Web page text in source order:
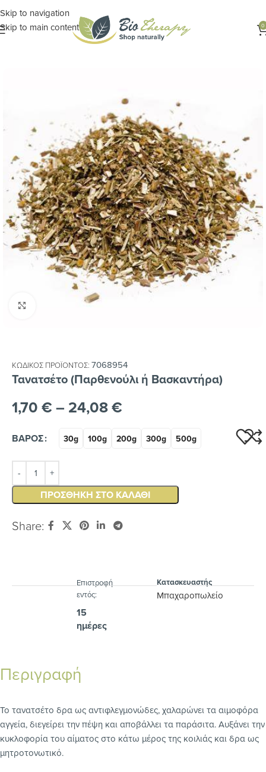
Skip to navigation
Skip to main content
0
Κλικ για μεγέθυνση
Τανατσέτο (Παρθενούλι ή Βασκαντήρα)
ΚΩΔΙΚΌΣ ΠΡΟΪΌΝΤΟΣ: 7068954
1,70€– 24,08€
ΒΆΡΟΣ 30g 100g 200g 300g 500g
ΠΡΟΣΘΉΚΗ ΣΤΟ ΚΑΛΆΘΙ
Share:
Eπιστροφή
εντός:
15
ημέρες
Κατασκευαστής
Μπαχαροπωλείο
Περιγραφή
Το τανατσέτο δρα ως αντιφλεγμονώδες, χαλαρώνει τα αιμοφόρα
αγγεία, διεγείρει την πέψη και αποβάλλει τα παράσιτα. Αυξάνει την
κυκλοφορία του αίματος στο κάτω μέρος της κοιλιάς και δρα ως
μητροτονωτικό.